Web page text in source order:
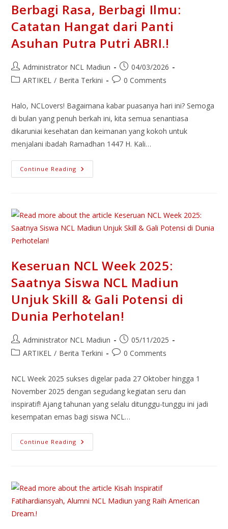
Berbagi Rasa, Berbagi Ilmu:
Catatan Hangat dari Panti
Asuhan Putra Putri ABRI.!
Administrator NCL Madiun
04/03/2026
ARTIKEL / Berita Terkini 0 Comments
Halo, NCLovers! Bagaimana kabar puasanya hari ini? Semoga
di bulan yang penuh berkah ini, kita semua senantiasa
dikaruniai kesehatan dan keimanan yang kokoh untuk
menjalani ibadah Ramadhan 1447 H. Kali…
Continue Reading
Keseruan NCL Week 2025:
Saatnya Siswa NCL Madiun
Unjuk Skill & Gali Potensi di
Dunia Perhotelan!
Administrator NCL Madiun
05/11/2025
ARTIKEL / Berita Terkini 0 Comments
NCL Week 2025 sukses digelar pada 27 Oktober hingga 1
November 2025 dengan segudang kegiatan seru dan
inspiratif! Ajang tahunan yang selalu ditunggu-tunggu ini jadi
kesempatan emas bagi siswa NCL…
Continue Reading